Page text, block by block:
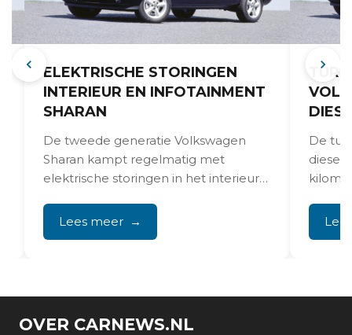
ELEKTRISCHE STORINGEN
INTERIEUR EN INFOTAINMENT
SHARAN
De tweede generatie Volkswagen
Sharan kampt regelmatig met
elektrische storingen in het interieur
displays en falende...
Lees meer
De
OVER CARNEWS.NL